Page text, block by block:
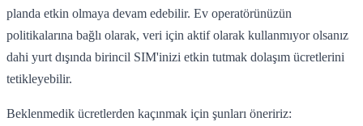
planda etkin olmaya devam edebilir. Ev operatörünüzün
politikalarına bağlı olarak, veri için aktif olarak kullanmıyor olsanız
dahi yurt dışında birincil SIM'inizi etkin tutmak dolaşım ücretlerini
tetikleyebilir.
Beklenmedik ücretlerden kaçınmak için şunları öneririz: